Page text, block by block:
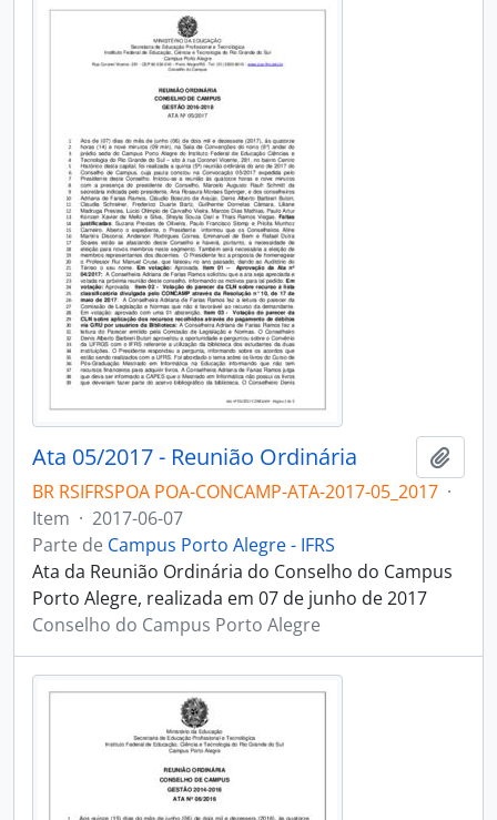
Ata 05/2017 - Reunião Ordinária
BR RSIFRSPOA POA-CONCAMP-ATA-2017-05_2017 ·
Item · 2017-06-07
Parte de Campus Porto Alegre - IFRS
Ata da Reunião Ordinária do Conselho do Campus
Porto Alegre, realizada em 07 de junho de 2017
Conselho do Campus Porto Alegre